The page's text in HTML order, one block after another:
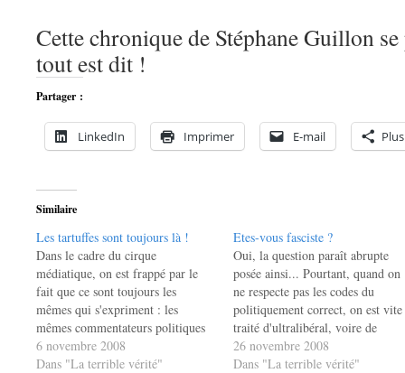
Cette chronique de Stéphane Guillon
tout est dit !
Partager :
LinkedIn Imprimer E-mail Plus
Similaire
Les tartuffes sont toujours là !
Dans le cadre du cirque
médiatique, on est frappé par le
fait que ce sont toujours les
mêmes qui s'expriment : les
mêmes commentateurs politiques
depuis 20/30 ans, les mêmes
"experts" économiques et ainsi de
6 novembre 2008
Dans "La terrible vérité"
Etes-vous fasciste ?
Oui, la question paraît abrupte
posée ainsi... Pourtant, quand on
ne respecte pas les codes du
politiquement correct, on est vite
traité d'ultralibéral, voire de
fasciste. La vérité, c'est que tous
ces gauchos sont souvent des
26 novembre 2008
Dans "La terrible vérité"